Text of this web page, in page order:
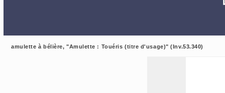
amulette à bélière, "Amulette : Touéris (titre d'usage)" (Inv.53.340)